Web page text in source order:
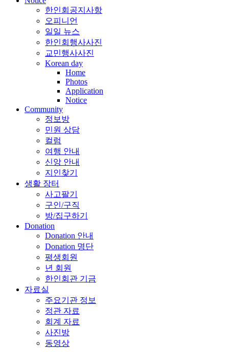
한인회공지사항
오피니언
일일 뉴스
한인회행사사진
교민행사사진
Korean day
Home
Photos
Application
Notice
Community
정보방
민원 상담
컬럼
여행 안내
신앙 안내
지인찾기
생활 장터
사고팔기
구인/구직
방/집구하기
Donation
Donation 안내
Donation 명단
평생회원
년 회원
한인회관 기금
자료실
주요기관 정보
정관 자료
회계 자료
사진방
동영상